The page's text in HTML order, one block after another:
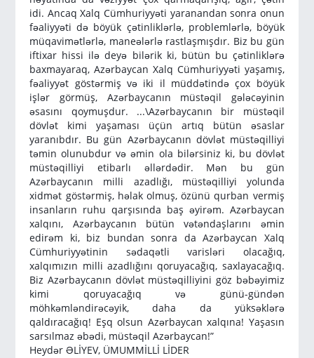
idi. Ancaq Xalq Cümhuriyyəti yaranandan sonra onun
fəaliyyəti də böyük çətinliklərlə, problemlərlə, böyük
müqavimətlərlə, maneələrlə rastlaşmışdır. Biz bu gün
iftixar hissi ilə deyə bilərik ki, bütün bu çətinliklərə
baxmayaraq, Azərbaycan Xalq Cümhuriyyəti yaşamış,
fəaliyyət göstərmiş və iki il müddətində çox böyük
işlər görmüş, Azərbaycanın müstəqil gələcəyinin
əsasını qoymuşdur. ...\Azərbaycanın bir müstəqil
dövlət kimi yaşaması üçün artıq bütün əsaslar
yaranıbdır. Bu gün Azərbaycanın dövlət müstəqilliyi
təmin olunubdur və əmin ola bilərsiniz ki, bu dövlət
müstəqilliyi etibarlı əllərdədir. Mən bu gün
Azərbaycanın milli azadlığı, müstəqilliyi yolunda
xidmət göstərmiş, həlak olmuş, özünü qurban vermiş
insanların ruhu qarşısında baş əyirəm. Azərbaycan
xalqını, Azərbaycanın bütün vətəndaşlarını əmin
edirəm ki, biz bundan sonra da Azərbaycan Xalq
Cümhuriyyətinin sədaqətli varisləri olacağıq,
xalqımızın milli azadlığını qoruyacağıq, saxlayacağıq.
Biz Azərbaycanın dövlət müstəqilliyini göz bəbəyimiz
kimi qoruyacağıq və günü-gündən
möhkəmləndirəcəyik, daha da yüksəklərə
qaldıracağıq! Eşq olsun Azərbaycan xalqına! Yaşasın
sarsılmaz əbədi, müstəqil Azərbaycan!”
Heydər ƏLİYEV, ÜMUMMİLLİ LİDER